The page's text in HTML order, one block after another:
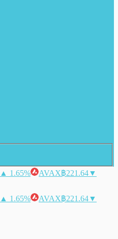
▲ 1.65% AVAX฿221.64▼
▲ 1.65% AVAX฿221.64▼